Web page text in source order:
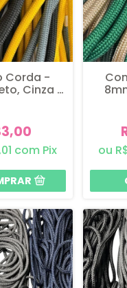
Corda -
Cinza e
com Pix